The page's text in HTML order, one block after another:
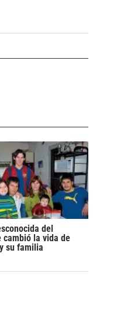
del
cambió la vida de
su familia